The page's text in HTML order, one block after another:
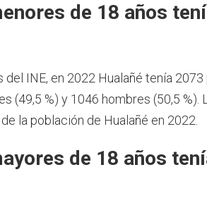
de 18 años
INE, en 2022 Hualañé tenía
(49,5 %) y 1046 hombres (50,5 %).
la población de Hualañé en 2022.
de 18 años